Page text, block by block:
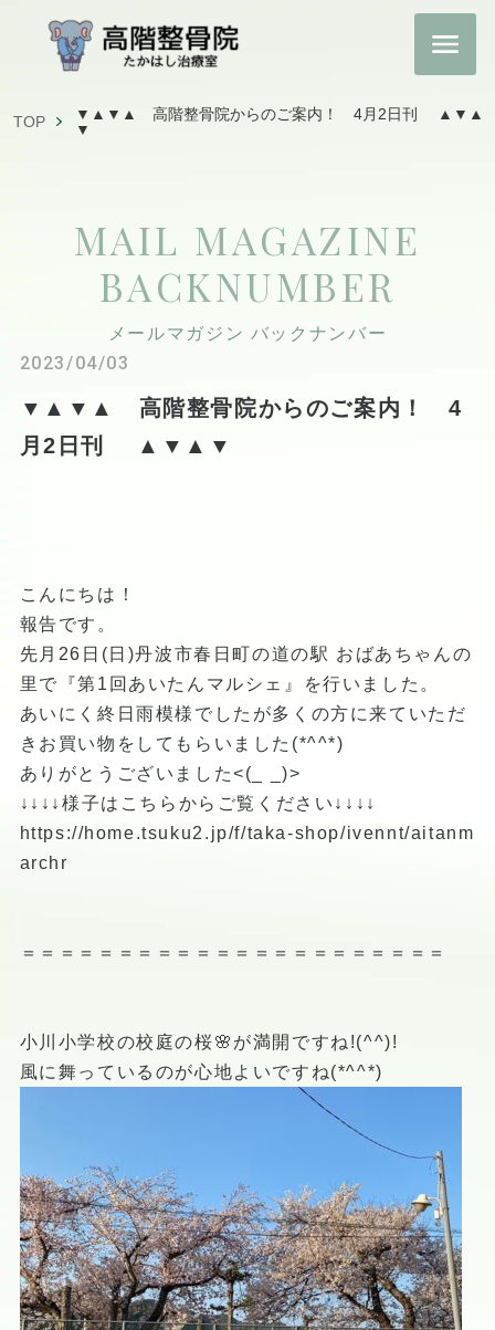
TOP
▼▲▼▲ 高階整骨院からのご案内！ 4月2日刊 ▲▼▲
▼
MAIL MAGAZINE
BACKNUMBER
メールマガジン バックナンバー
2023/04/03
▼▲▼▲ 高階整骨院からのご案内！ 4
月2日刊 ▲▼▲▼
こんにちは！
報告です。
先月26日(日)丹波市春日町の道の駅 おばあちゃんの
里で『第1回あいたんマルシェ』を行いました。
あいにく終日雨模様でしたが多くの方に来ていただ
きお買い物をしてもらいました(*^^*)
ありがとうございました<(_ _)>
↓↓↓↓様子はこちらからご覧ください↓↓↓↓
https://home.tsuku2.jp/f/taka-shop/ivennt/aitanm
archr
＝＝＝＝＝＝＝＝＝＝＝＝＝＝＝＝＝＝＝＝＝＝
小川小学校の校庭の桜🌸が満開ですね!(^^)!
風に舞っているのが心地よいですね(*^^*)